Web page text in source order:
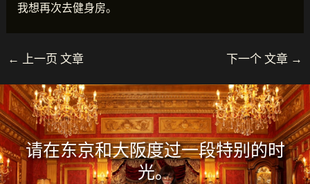
我想再次去健身房。
← 上一页 文章 下一个 文章 →
请在东京和大阪度过一段特别的时
光。